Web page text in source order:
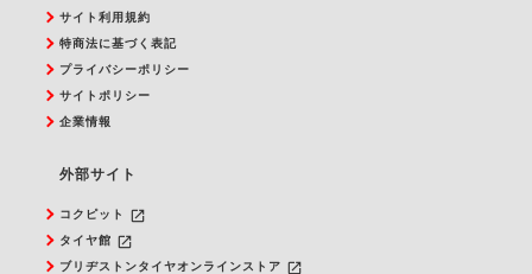
サイト利用規約
特商法に基づく表記
プライバシーポリシー
サイトポリシー
企業情報
外部サイト
コクピット launch
タイヤ館 launch
ブリヂストンタイヤオンラインストア launch